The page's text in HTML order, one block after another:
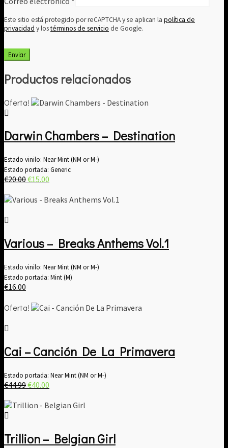
Este sitio está protegido por reCAPTCHA y se aplican la política de
privacidad y lostérminos de servicio de Google.
Productos relacionados
Oferta!
Darwin Chambers – Destination
Estado vinilo: Near Mint (NM or M-)
Estado portada: Generic
€20.00El
original
€15.00
actual
Various – Breaks Anthems Vol​.​1
Estado vinilo: Near Mint (NM or M-)
Estado portada: Mint (M)
€16.00
Oferta!
Cai – Canción De La Primavera
Estado portada: Near Mint (NM or M-)
€44.99El
original
€40.00
actual
Trillion – Belgian Girl